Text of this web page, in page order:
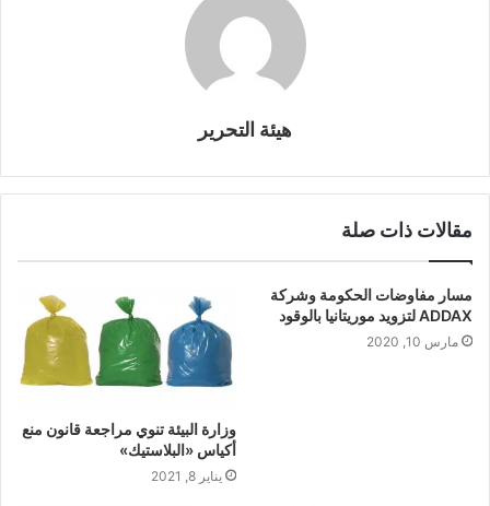
هيئة التحرير
مقالات ذات صلة
مسار مفاوضات الحكومة وشركة
ADDAX لتزويد موريتانيا بالوقود
مارس 10, 2020
وزارة البيئة تنوي مراجعة قانون منع
أكياس «البلاستيك»
يناير 8, 2021